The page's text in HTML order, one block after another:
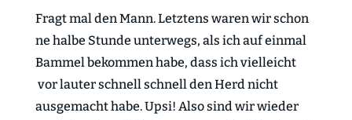
Fragt mal den Mann. Letztens waren wir schon
ne halbe Stunde unterwegs, als ich auf einmal
Bammel bekommen habe, dass ich vielleicht
vor lauter schnell schnell den Herd nicht
ausgemacht habe. Upsi! Also sind wir wieder